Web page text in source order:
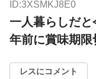
ID:3XSMKJ8E0
一人暮らしだ
年前に賞味期
レスにコメント